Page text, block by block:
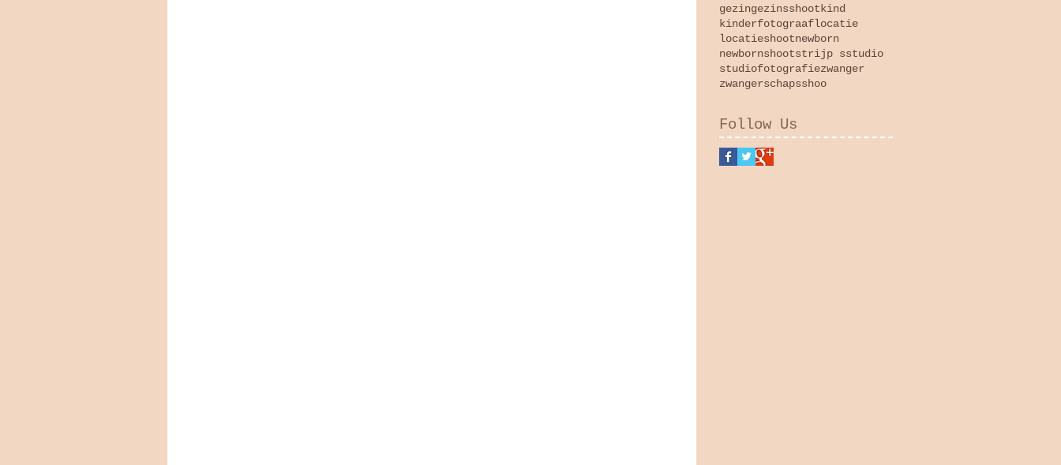
gezingezinsshoot kind
kinderfotograaflocatie
locatieshootnewborn
newbornshootstrijp sstudio
studiofotografiezwanger
zwangerschapsshoo
Follow Us